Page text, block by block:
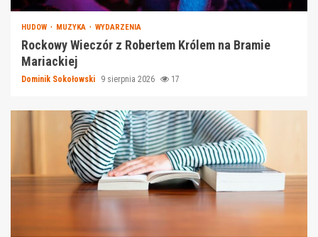
HUDOW MUZYKA WYDARZENIA
Rockowy Wieczór z Robertem Królem na Bramie
Mariackiej
Dominik Sokołowski 9 sierpnia 2026 17